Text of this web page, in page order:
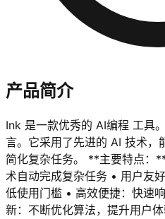
产品简介
Ink 是一款优秀的 AI编程 工具
言。它采用了先进的 AI 技术，
简化复杂任务。 **主要特点：
术自动完成复杂任务 • 用户友
低使用门槛 • 高效便捷：快速
新：不断优化算法，提升用户